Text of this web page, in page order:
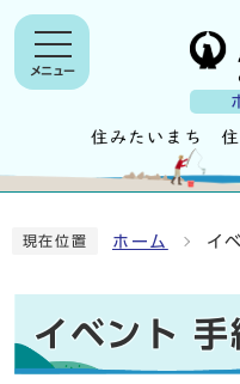
メニュー
現在位置 ホーム イ
イベント